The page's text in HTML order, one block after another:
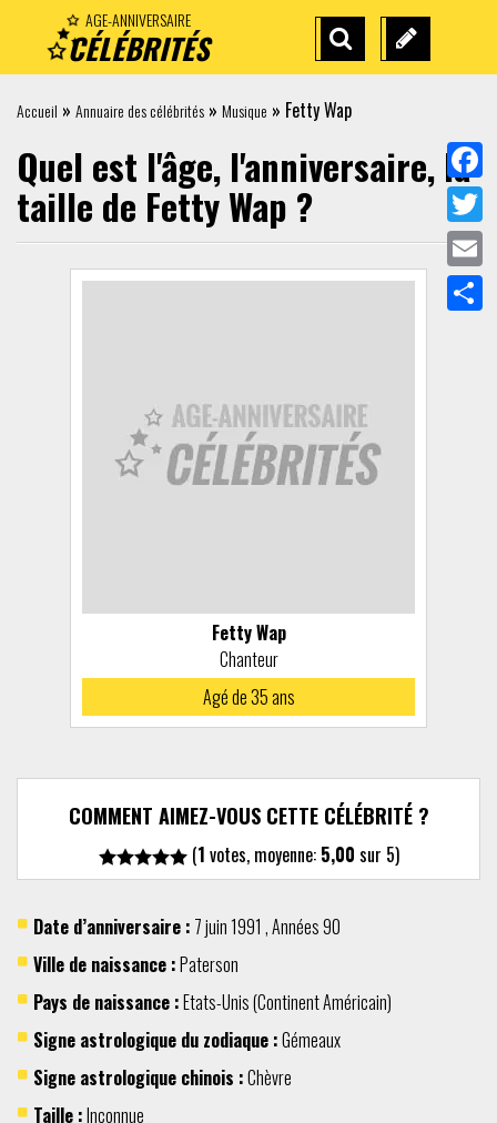
AGE-ANNIVERSAIRE
CÉLÉBRITÉS
RECHERCHE SUGGÉREZ
Accueil » Annuaire des célébrités » Musique » Fetty Wap
Quel est l'âge, l'anniversaire, la
taille de Fetty Wap ?
Fetty Wap
Chanteur
Agé de 35 ans
COMMENT AIMEZ-VOUS CETTE CÉLÉBRITÉ ?
(1 votes, moyenne: 5,00 sur 5)
Date d’anniversaire : 7 juin1991 ,Années 90
Ville de naissance :Paterson
Pays de naissance :Etats-Unis(ContinentAméricain)
Signe astrologique du zodiaque :Gémeaux
Signe astrologique chinois :Chèvre
Taille :Inconnue